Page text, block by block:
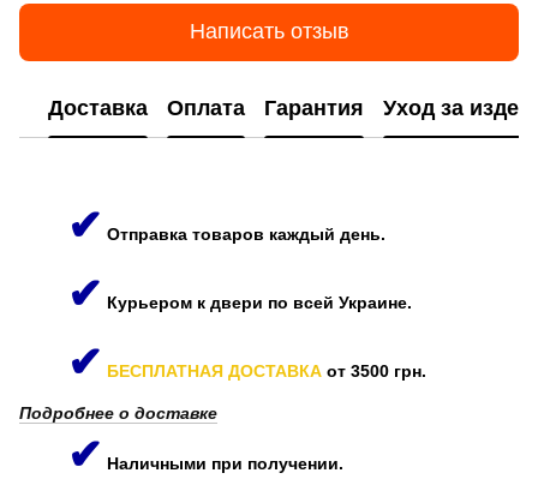
Написать отзыв
Доставка Оплата Гарантия Уход за
✔ Отправка товаров каждый день.
✔ Курьером к двери по всей Украине.
✔ БЕСПЛАТНАЯ ДОСТАВКА от 3500 грн.
Подробнее о доставке
✔ Наличными при получении.